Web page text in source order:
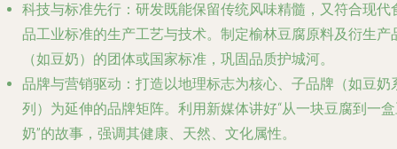
科技与标准先行 ：研发既能保留传统风味精髓，又符合现代
品工业标准的生产工艺与技术。制定榆林豆腐原料及衍生产
（如豆奶）的团体或国家标准，巩固品质护城河。
品牌与营销驱动 ：打造以地理标志为核心、子品牌（如豆奶
列）为延伸的品牌矩阵。利用新媒体讲好“从一块豆腐到一
奶”的故事，强调其健康、天然、文化属性。